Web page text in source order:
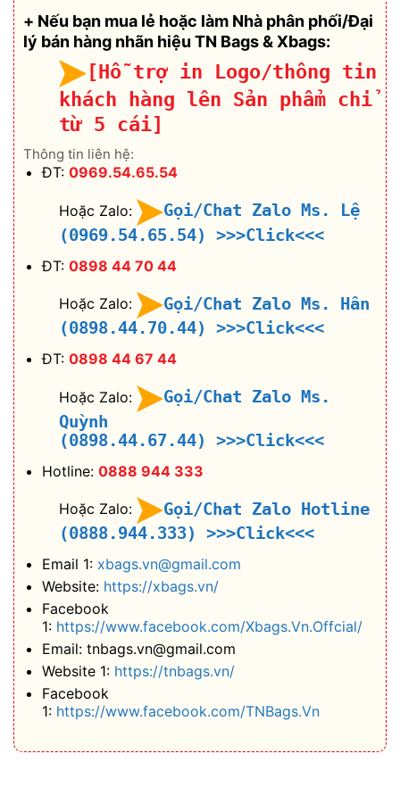
+ Nếu bạn mua lẻ hoặc làm Nhà phân phối/Đại
lý bán hàng nhãn hiệu TN Bags & Xbags:
[Hỗ trợ in Logo/thông tin
khách hàng lên Sản phẩm chỉ
từ 5 cái]
Thông tin liên hệ:
ĐT: 0969.54.65.54
Hoặc Zalo:
Gọi/Chat Zalo Ms. Lệ
(0969.54.65.54)
>>>Click<<<
ĐT: 0898 44 70 44
Hoặc Zalo:
Gọi/Chat Zalo Ms. Hân
(0898.44.70.44)
>>>Click<<<
ĐT: 0898 44 67 44
Hoặc Zalo:
Gọi/Chat Zalo Ms.
Quỳnh
(0898.44.67.44)
>>>Click<<<
Hotline: 0888 944 333
Hoặc Zalo:
Gọi/Chat Zalo Hotline
(0888.944.333)
>>>Click<<<
Email 1: xbags.vn@gmail.com
Website: https://xbags.vn/
Facebook
1: https://www.facebook.com/Xbags.Vn.Offcial/
Email: tnbags.vn@gmail.com
Website 1: https://tnbags.vn/
Facebook
1: https://www.facebook.com/TNBags.Vn